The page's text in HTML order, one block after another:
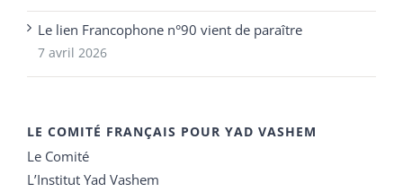
Le lien Francophone n°90 vient de paraître
7 avril 2026
LE COMITÉ FRANÇAIS POUR YAD VASHEM
Le Comité
L’Institut Yad Vashem